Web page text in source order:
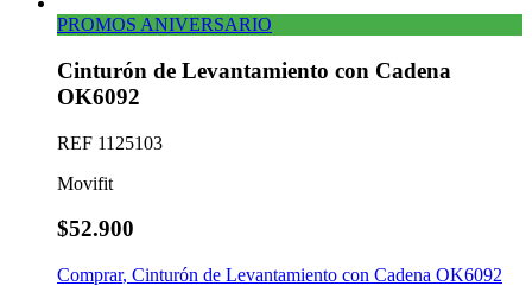
PROMOS ANIVERSARIO
Cinturón de Levantamiento con Cadena
OK6092
REF 1125103
Movifit
$52.900
Comprar, Cinturón de Levantamiento con Cadena OK6092